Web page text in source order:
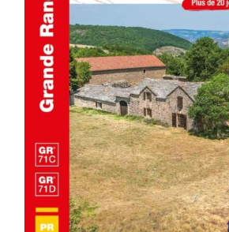
AJOUTER AU PANIER /